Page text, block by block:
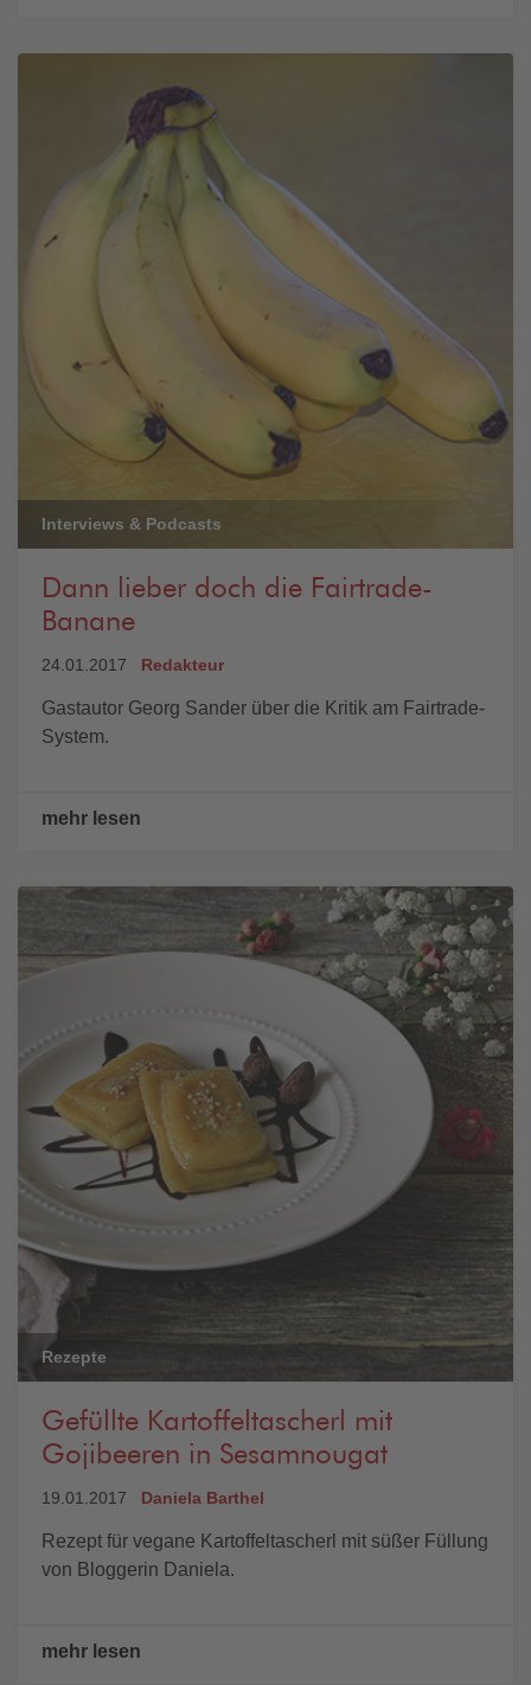
Interviews & Podcasts
Dann lieber doch die Fairtrade-
Banane
24.01.2017 Redakteur
Gastautor Georg Sander über die Kritik am Fairtrade-
System.
mehr lesen
Rezepte
Gefüllte Kartoffeltascherl mit
Gojibeeren in Sesamnougat
19.01.2017 Daniela Barthel
Rezept für vegane Kartoffeltascherl mit süßer Füllung
von Bloggerin Daniela.
mehr lesen